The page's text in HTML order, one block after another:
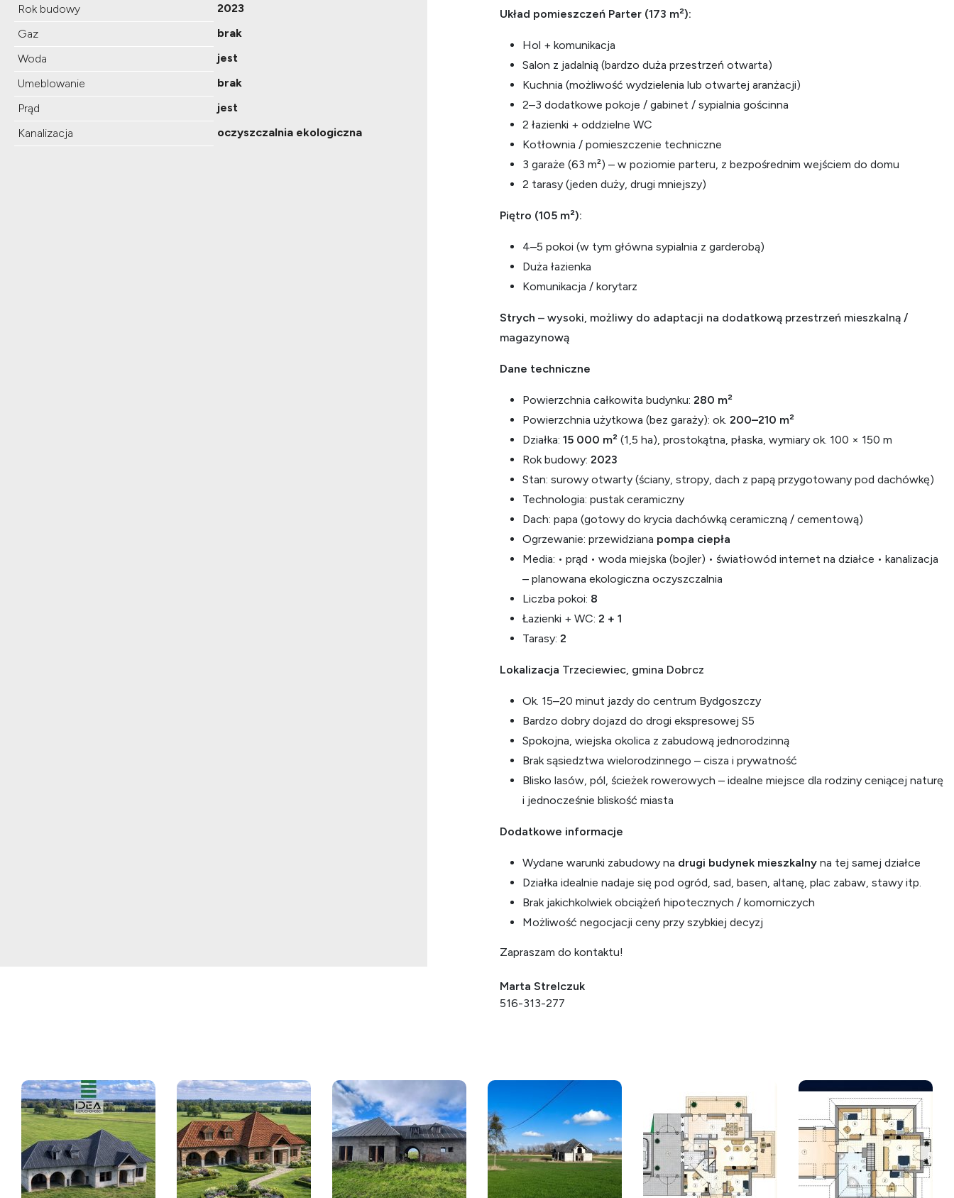
Rok budowy
2023
Gaz
brak
Woda
jest
Umeblowanie
brak
Prąd
jest
Kanalizacja
oczyszczalnia ekologiczna
Układ pomieszczeń Parter (173 m²):
Hol + komunikacja
Salon z jadalnią (bardzo duża przestrzeń otwarta)
Kuchnia (możliwość wydzielenia lub otwartej aranżacji)
2–3 dodatkowe pokoje / gabinet / sypialnia gościnna
2 łazienki + oddzielne WC
Kotłownia / pomieszczenie techniczne
3 garaże (63 m²) – w poziomie parteru, z bezpośrednim wejściem do domu
2 tarasy (jeden duży, drugi mniejszy)
Piętro (105 m²):
4–5 pokoi (w tym główna sypialnia z garderobą)
Duża łazienka
Komunikacja / korytarz
Strych – wysoki, możliwy do adaptacji na dodatkową przestrzeń mieszkalną /
magazynową
Dane techniczne
Powierzchnia całkowita budynku: 280 m²
Powierzchnia użytkowa (bez garaży): ok. 200–210 m²
Działka: 15 000 m² (1,5 ha), prostokątna, płaska, wymiary ok. 100 × 150 m
Rok budowy: 2023
Stan: surowy otwarty (ściany, stropy, dach z papą przygotowany pod dachówkę)
Technologia: pustak ceramiczny
Dach: papa (gotowy do krycia dachówką ceramiczną / cementową)
Ogrzewanie: przewidziana pompa ciepła
Media: • prąd • woda miejska (bojler) • światłowód internet na działce • kanalizacja
– planowana ekologiczna oczyszczalnia
Liczba pokoi: 8
Łazienki + WC: 2 + 1
Tarasy: 2
Lokalizacja Trzeciewiec, gmina Dobrcz
Ok. 15–20 minut jazdy do centrum Bydgoszczy
Bardzo dobry dojazd do drogi ekspresowej S5
Spokojna, wiejska okolica z zabudową jednorodzinną
Brak sąsiedztwa wielorodzinnego – cisza i prywatność
Blisko lasów, pól, ścieżek rowerowych – idealne miejsce dla rodziny ceniącej naturę
i jednocześnie bliskość miasta
Dodatkowe informacje
Wydane warunki zabudowy na drugi budynek mieszkalny na tej samej działce
Działka idealnie nadaje się pod ogród, sad, basen, altanę, plac zabaw, stawy itp.
Brak jakichkolwiek obciążeń hipotecznych / komorniczych
Możliwość negocjacji ceny przy szybkiej decyzj
Zapraszam do kontaktu!
Marta Strelczuk
516-313-277